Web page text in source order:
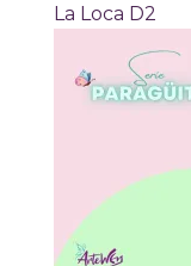
La Loca D2